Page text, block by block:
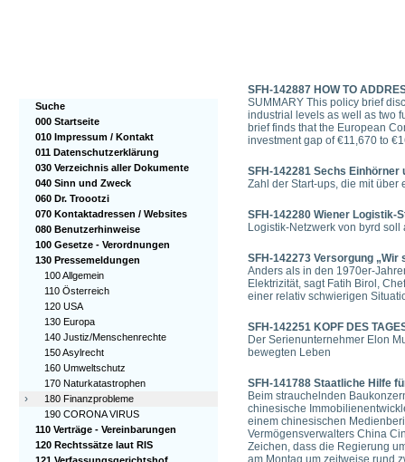
Suche
000 Startseite
010 Impressum / Kontakt
011 Datenschutzerklärung
030 Verzeichnis aller Dokumente
040 Sinn und Zweck
060 Dr. Troootzi
070 Kontaktadressen / Websites
080 Benutzerhinweise
100 Gesetze - Verordnungen
130 Pressemeldungen
100 Allgemein
110 Österreich
120 USA
130 Europa
140 Justiz/Menschenrechte
150 Asylrecht
160 Umweltschutz
170 Naturkatastrophen
›
180 Finanzprobleme
190 CORONA VIRUS
110 Verträge - Vereinbarungen
120 Rechtssätze laut RIS
SFH-142887 HOW TO
SUMMARY This policy brief
industrial levels as well as two
brief finds that the European
investment gap of €11,670 to
SFH-142281 Sechs
Zahl der Start-ups, die mit über
SFH-142280 Wiener Logistik-
Logistik-Netzwerk von byrd
SFH-142273 Versorgung
Anders als in den 1970er-
Elektrizität, sagt Fatih Birol,
einer relativ schwierigen
SFH-142251 KOPF DES
Der Serienunternehmer Elon
bewegten Leben
SFH-141788 Staatliche Hilfe
Beim strauchelnden
chinesische
einem chinesischen
Vermögensverwalters China
Zeichen, dass die Regierung
am Montag um zeitweise rund